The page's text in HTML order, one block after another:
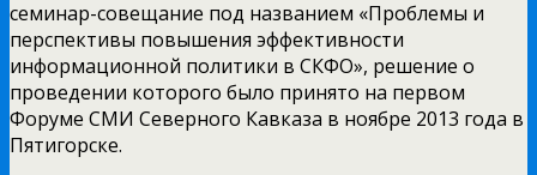
семинар-совещание под названием «Проблемы и
перспективы повышения эффективности
информационной политики в СКФО», решение о
проведении которого было принято на первом
Форуме СМИ Северного Кавказа в ноябре 2013 года в
Пятигорске.